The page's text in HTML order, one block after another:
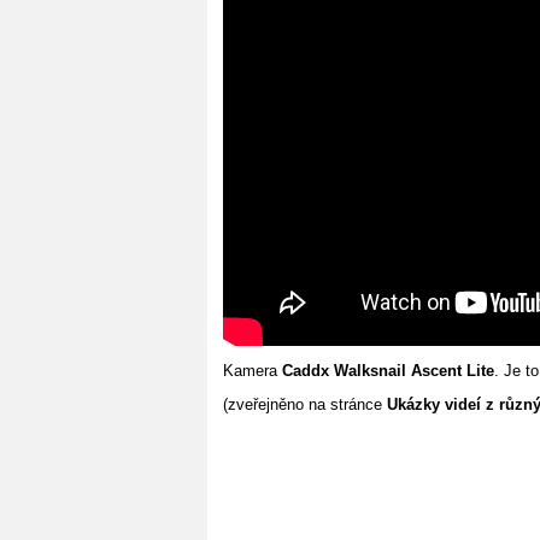
Kamera Caddx Walksnail Ascent Lite . Je
(zveřejněno na stránce Ukázky videí z